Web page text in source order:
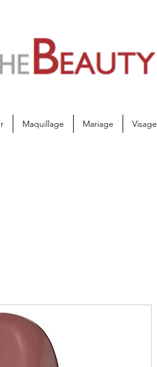
Maquillage Mariage Visage